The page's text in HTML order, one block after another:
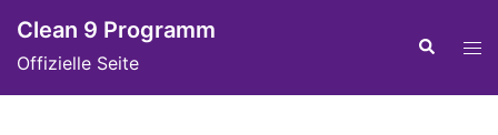
content
Clean 9 Programm
Offizielle Seite
Search